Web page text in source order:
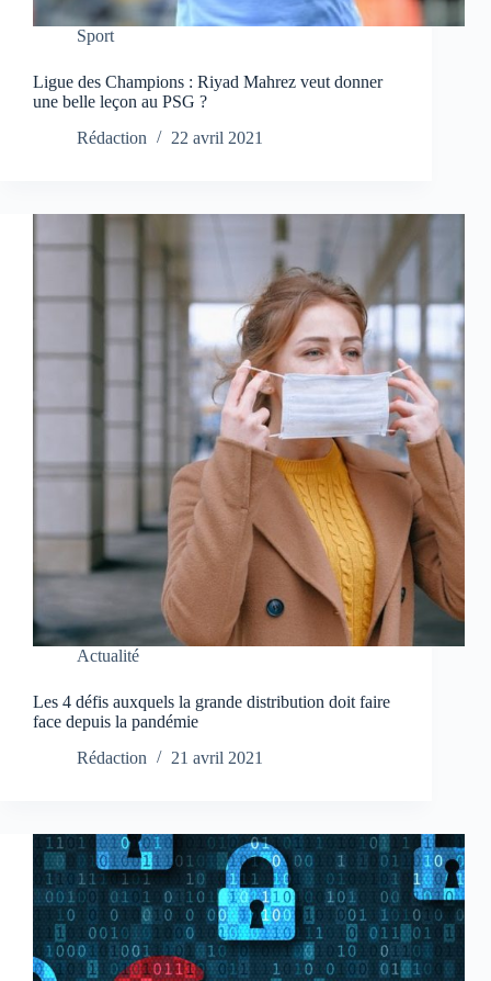
Sport
Ligue des Champions : Riyad Mahrez veut donner
une belle leçon au PSG ?
Rédaction
22 avril 2021
Actualité
Les 4 défis auxquels la grande distribution doit faire
face depuis la pandémie
Rédaction
21 avril 2021